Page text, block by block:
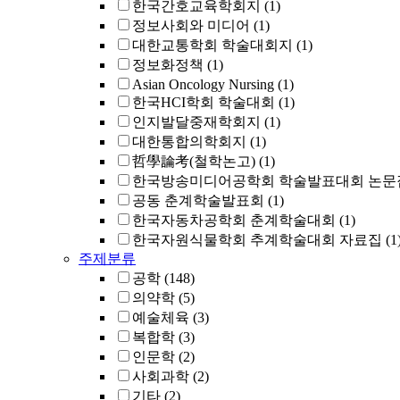
한국간호교육학회지 (1)
정보사회와 미디어 (1)
대한교통학회 학술대회지 (1)
정보화정책 (1)
Asian Oncology Nursing (1)
한국HCI학회 학술대회 (1)
인지발달중재학회지 (1)
대한통합의학회지 (1)
哲學論考(철학논고) (1)
한국방송미디어공학회 학술발표대회 논문
공동 춘계학술발표회 (1)
한국자동차공학회 춘계학술대회 (1)
한국자원식물학회 추계학술대회 자료집
주제분류
공학 (148)
의약학 (5)
예술체육 (3)
복합학 (3)
인문학 (2)
사회과학 (2)
기타 (2)